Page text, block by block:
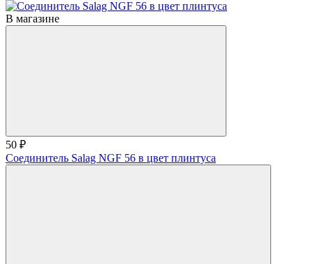
В магазине
50 ₽
Соединитель Salag NGF 56 в цвет плинтуса